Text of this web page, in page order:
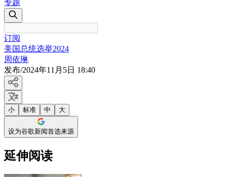
专题
订阅
美国总统选举2024
周依琳
发布/2024年11月5日 18:40
小 标准 中 大
设为谷歌新闻首选来源
延伸阅读